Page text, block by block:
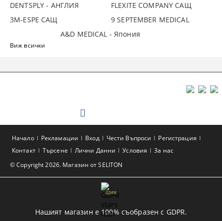
DENTSPLY - АНГЛИЯ
FLEXITE COMPANY САЩ
3М-ESPE САЩ
9 SEPTEMBER MEDICAL
A&D MEDICAL - Япония
Виж всички
© Copyright 2026. Магазин от SELITON
Начало Рекламации Вход Чести Въпроси
Регистрация
Контакт
Търсене Лични Данни Условия За нас
GDPR
Нашият магазин е 100% съобразен с GDPR.